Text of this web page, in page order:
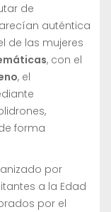
de
auténtica
de las mujeres
, con el
, el
forma
por
a la Edad
por el